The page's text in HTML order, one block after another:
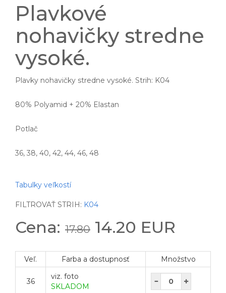
Plavkové
nohavičky stredne
vysoké.
Plavky nohavičky stredne vysoké. Strih: K04
80% Polyamid + 20% Elastan
Potlač
36, 38, 40, 42, 44, 46, 48
Tabulky veľkostí
FILTROVAŤ STRIH: K04
Cena: 17.80 14.20 EUR
Veľ. Farba a dostupnosť Množstvo
36
viz. foto
SKLADOM